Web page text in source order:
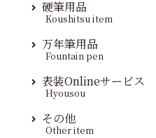
硬筆用品
Koushitsu item
万年筆用品
Fountain pen
表装Onlineサービス
Hyousou
その他
Other item